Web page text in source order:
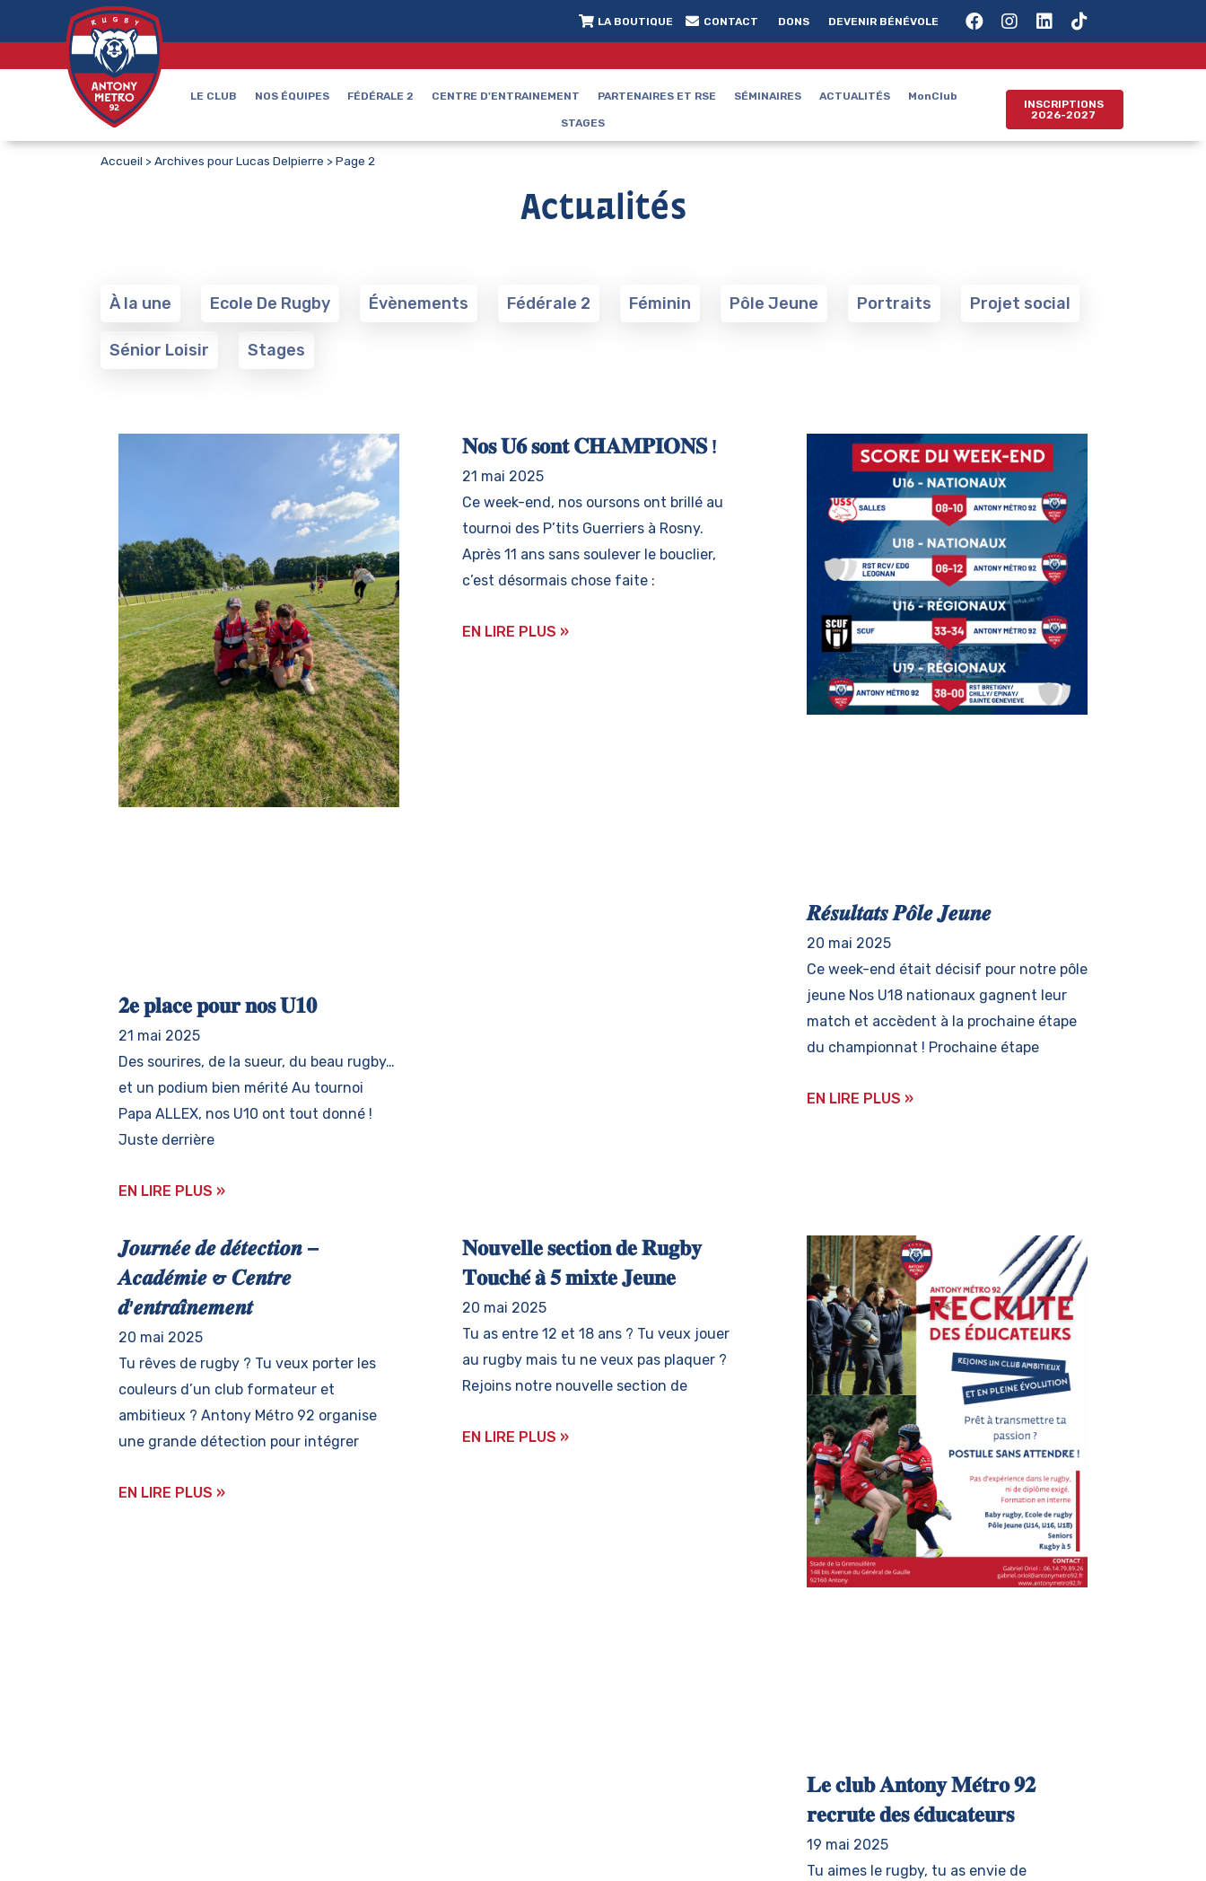
LA BOUTIQUE CONTACT DONS DEVENIR BÉNÉVOLE
LE CLUB NOS ÉQUIPES FÉDÉRALE 2 CENTRE D'ENTRAINEMENT PARTENAIRES ET RSE SÉMINAIRES ACTUALITÉS MonClub
STAGES
INSCRIPTIONS
2026-2027
Accueil >Archives pour Lucas Delpierre >Page 2
Actualités
À la une Ecole De Rugby Évènements Fédérale 2 Féminin Pôle Jeune Portraits Projet social
Sénior Loisir Stages
𝟐𝐞 𝐩𝐥𝐚𝐜𝐞 𝐩𝐨𝐮𝐫 𝐧𝐨𝐬 𝐔𝟏𝟎
21 mai 2025
Des sourires, de la sueur, du beau rugby…
et un podium bien mérité Au tournoi
Papa ALLEX, nos U10 ont tout donné !
Juste derrière
EN LIRE PLUS »
𝐍𝐨𝐬 𝐔𝟔 𝐬𝐨𝐧𝐭 𝐂𝐇𝐀𝐌𝐏𝐈𝐎𝐍𝐒 !
21 mai 2025
Ce week-end, nos oursons ont brillé au
tournoi des P’tits Guerriers à Rosny.
Après 11 ans sans soulever le bouclier,
c’est désormais chose faite :
EN LIRE PLUS »
𝑹𝒆́𝒔𝒖𝒍𝒕𝒂𝒕𝒔 𝑷𝒐̂𝒍𝒆 𝑱𝒆𝒖𝒏𝒆
20 mai 2025
Ce week-end était décisif pour notre pôle
jeune Nos U18 nationaux gagnent leur
match et accèdent à la prochaine étape
du championnat ! Prochaine étape
EN LIRE PLUS »
𝑱𝒐𝒖𝒓𝒏𝒆́𝒆 𝒅𝒆 𝒅𝒆́𝒕𝒆𝒄𝒕𝒊𝒐𝒏 –
𝑨𝒄𝒂𝒅𝒆́𝒎𝒊𝒆 & 𝑪𝒆𝒏𝒕𝒓𝒆
𝒅’𝒆𝒏𝒕𝒓𝒂𝒊̂𝒏𝒆𝒎𝒆𝒏𝒕
20 mai 2025
Tu rêves de rugby ? Tu veux porter les
couleurs d’un club formateur et
ambitieux ? Antony Métro 92 organise
une grande détection pour intégrer
EN LIRE PLUS »
𝐍𝐨𝐮𝐯𝐞𝐥𝐥𝐞 𝐬𝐞𝐜𝐭𝐢𝐨𝐧 𝐝𝐞 𝐑𝐮𝐠𝐛𝐲
𝐓𝐨𝐮𝐜𝐡𝐞́ 𝐚̀ 𝟓 𝐦𝐢𝐱𝐭𝐞 𝐉𝐞𝐮𝐧𝐞
20 mai 2025
Tu as entre 12 et 18 ans ? Tu veux jouer
au rugby mais tu ne veux pas plaquer ?
Rejoins notre nouvelle section de
EN LIRE PLUS »
𝐋𝐞 𝐜𝐥𝐮𝐛 𝐀𝐧𝐭𝐨𝐧𝐲 𝐌𝐞́𝐭𝐫𝐨 𝟗𝟐
𝐫𝐞𝐜𝐫𝐮𝐭𝐞 𝐝𝐞𝐬 𝐞́𝐝𝐮𝐜𝐚𝐭𝐞𝐮𝐫𝐬
19 mai 2025
Tu aimes le rugby, tu as envie de